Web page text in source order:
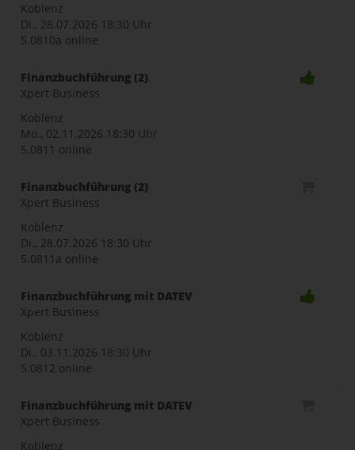
Koblenz
Di., 28.07.2026 18:30 Uhr
5.0810a online
Finanzbuchführung (2)
Xpert Business
Koblenz
Mo., 02.11.2026 18:30 Uhr
5.0811 online
Finanzbuchführung (2)
Xpert Business
Koblenz
Di., 28.07.2026 18:30 Uhr
5.0811a online
Finanzbuchführung mit DATEV
Xpert Business
Koblenz
Di., 03.11.2026 18:30 Uhr
5.0812 online
Finanzbuchführung mit DATEV
Xpert Business
Koblenz